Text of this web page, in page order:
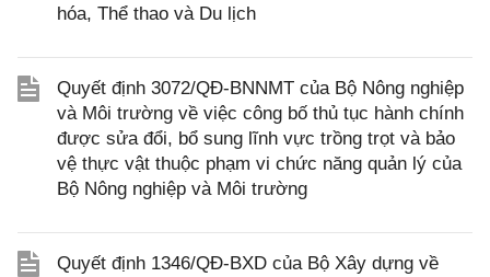
hóa, Thể thao và Du lịch
Quyết định 3072/QĐ-BNNMT của Bộ Nông nghiệp
và Môi trường về việc công bố thủ tục hành chính
được sửa đổi, bổ sung lĩnh vực trồng trọt và bảo
vệ thực vật thuộc phạm vi chức năng quản lý của
Bộ Nông nghiệp và Môi trường
Quyết định 1346/QĐ-BXD của Bộ Xây dựng về